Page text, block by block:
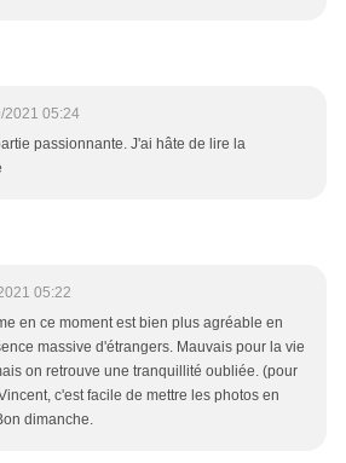
2021 05:24
passionnante. J'ai hâte de lire la
05:22
en ce moment est bien plus agréable en
massive d'étrangers. Mauvais pour la vie
on retrouve une tranquillité oubliée. (pour
c'est facile de mettre les photos en
dimanche.